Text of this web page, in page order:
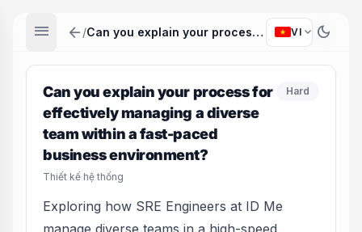
menu arrow_back / Can you explain your process for effectively managing a diverse team within a fast-paced business environment? VI expand_more dark_mode
Can you explain your process for
effectively managing a diverse
team within a fast-paced
business environment?
Thiết kế hệ thống
Hard
Exploring how SRE Engineers at ID Me
manage diverse teams in a high-speed